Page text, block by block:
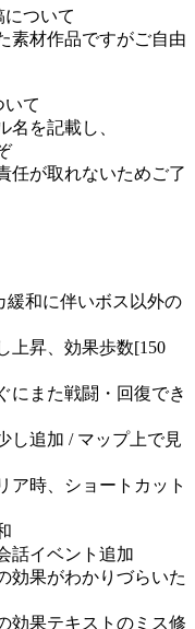
ついて
素材作品ですがご自由
いて
を記載し、
任が取れないためご了
和に伴いボス以外の
上昇、効果歩数[150
また戦闘・回復でき
し追加 / マップ上で見
時、ショートカット
話イベント追加
効果がわかりづらいた
効果テキストのミス修